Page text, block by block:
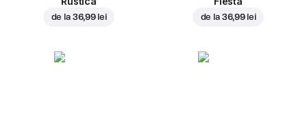
de la 36,99 lei de la 36,99 lei